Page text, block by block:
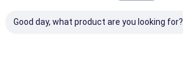
Good day, what product are you looking for?